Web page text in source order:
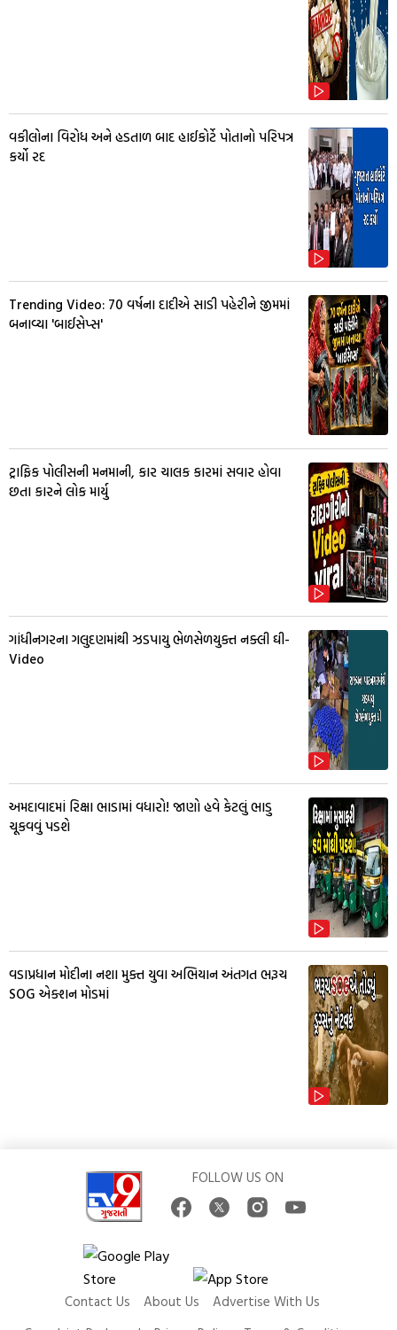
વકીલોના વિરોધ અને હડતાળ બાદ હાઈકોર્ટે પોતાનો પરિપત્ર
કર્યો રદ
Trending Video: 70 વર્ષના દાદીએ સાડી પહેરીને જીમમાં
બનાવ્યા 'બાઈસેપ્સ'
ટ્રાફિક પોલીસની મનમાની, કાર ચાલક કારમાં સવાર હોવા
છતા કારને લોક માર્યુ
ગાંધીનગરના ગલુદણમાંથી ઝડપાયુ ભેળસેળયુક્ત નક્લી ઘી-
Video
અમદાવાદમાં રિક્ષા ભાડામાં વધારો! જાણો હવે કેટલું ભાડુ
ચૂકવવું પડશે
વડાપ્રધાન મોદીના નશા મુક્ત યુવા અભિયાન અંતગત ભરૂચ
SOG એક્શન મોડમાં
FOLLOW US ON
Contact Us About Us
Advertise With Us